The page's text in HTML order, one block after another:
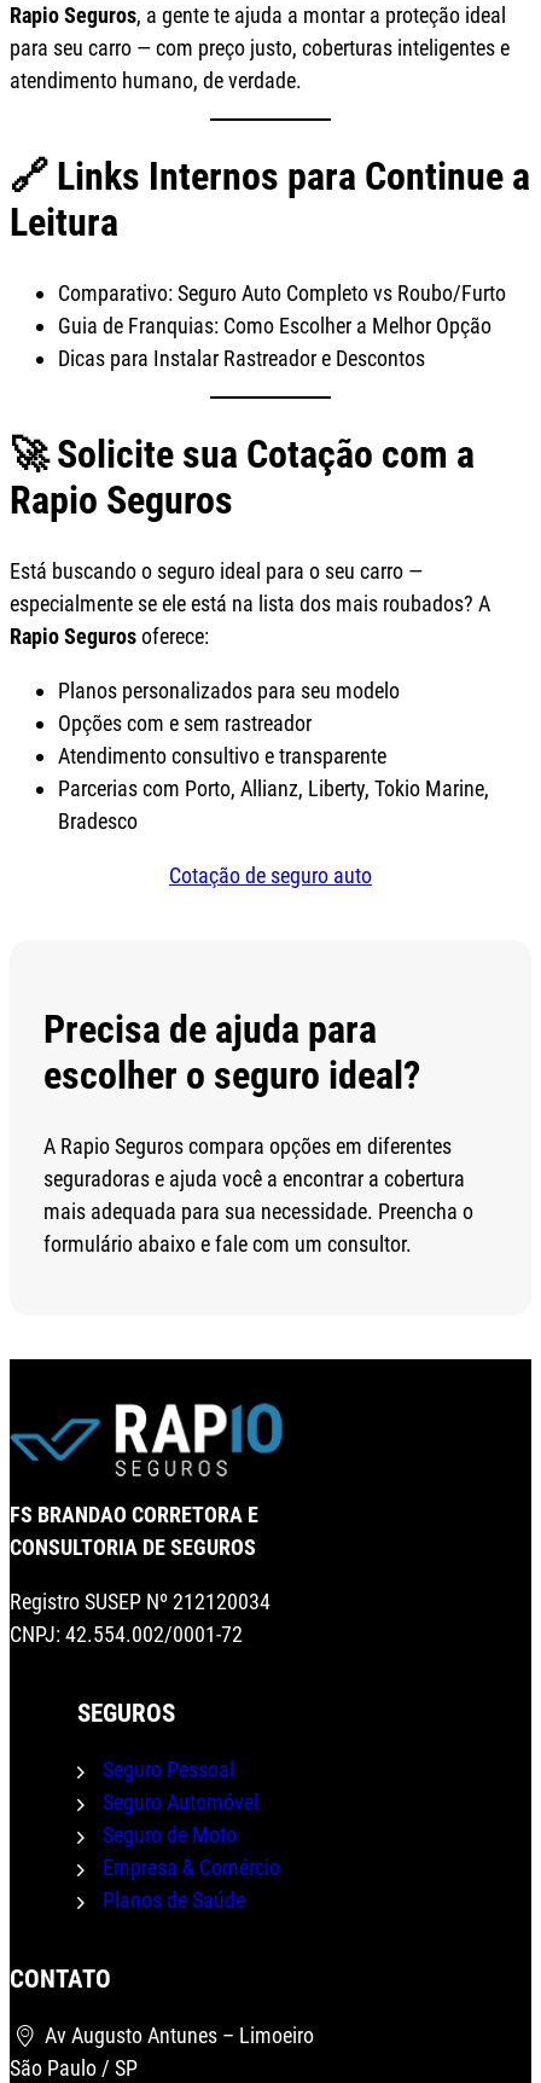
Rapio Seguros, a gente te ajuda a montar a proteção ideal
para seu carro — com preço justo, coberturas inteligentes e
atendimento humano, de verdade.
🔗 Links Internos para Continue a
Leitura
Comparativo: Seguro Auto Completo vs Roubo/Furto
Guia de Franquias: Como Escolher a Melhor Opção
Dicas para Instalar Rastreador e Descontos
🚀 Solicite sua Cotação com a
Rapio Seguros
Está buscando o seguro ideal para o seu carro —
especialmente se ele está na lista dos mais roubados? A
Rapio Segurosoferece:
Planos personalizados para seu modelo
Opções com e sem rastreador
Atendimento consultivo e transparente
Parcerias com Porto, Allianz, Liberty, Tokio Marine,
Bradesco
Cotação de seguro auto
Precisa de ajuda para
escolher o seguro ideal?
A Rapio Seguros compara opções em diferentes
seguradoras e ajuda você a encontrar a cobertura
mais adequada para sua necessidade. Preencha o
formulário abaixo e fale com um consultor.
FS BRANDAO CORRETORA E
CONSULTORIA DE SEGUROS
Registro SUSEP Nº 212120034
CNPJ: 42.554.002/0001-72
SEGUROS
Seguro Pessoal
Seguro Automóvel
Seguro de Moto
Empresa & Comércio
Planos de Saúde
CONTATO
Av Augusto Antunes – Limoeiro
São Paulo / SP